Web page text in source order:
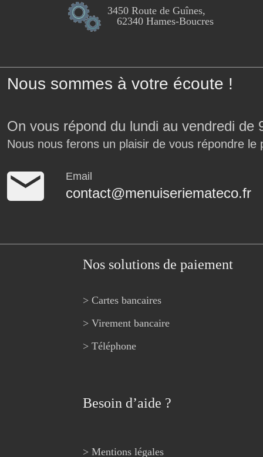
3450 Route de Guînes,
62340 Hames-Boucres
Nous sommes à votre écoute !
On vous répond du lundi au vendredi
Nous nous ferons un plaisir de vous répondre le
Email
contact@menuiseriemateco.fr
Nos solutions de paiement
> Cartes bancaires
> Virement bancaire
> Téléphone
Besoin d’aide ?
> Mentions légales